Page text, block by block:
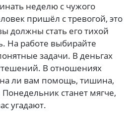
неделю с чужого
пришёл с тревогой, это
должны стать его тихой
На работе выбирайте
задачи. В деньгах
В отношениях
ли вам помощь, тишина,
станет мягче,
угадают.